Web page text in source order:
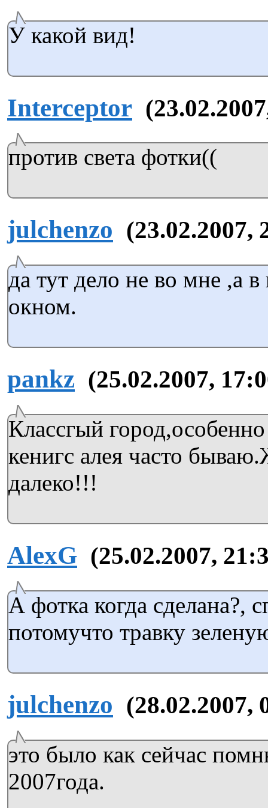
У какой вид!
Interceptor
против света фотки((
julchenzo (23.02.2007,
да тут дело не во мне ,а
окном.
pankz (25.02.2007,
Классгый
кенигс алея часто
далеко!!!
AlexG (25.02.2007,
А фотка когда сделана?,
потомучто травку
julchenzo (28.02.2007,
это было как сейчас
2007года.